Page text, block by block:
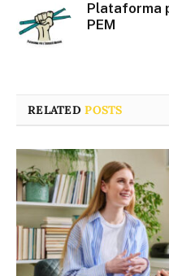
Plataforma
PEM
RELATEDPOSTS